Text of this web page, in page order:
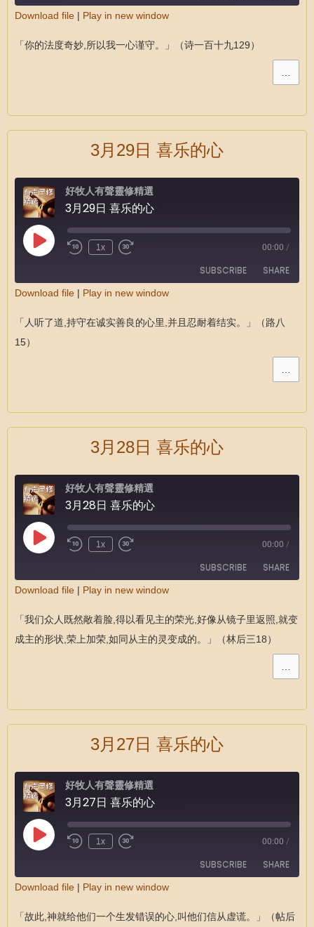
RSS FEED
Download file | Play in new window
「你的法度奇妙,所以我一心谨守。」（诗一百十九129）
…
3月29日 喜乐的心
好牧人有聲靈修精選
3月29日 喜乐的心
1x 00:00 /
SUBSCRIBE SHARE
RSS FEED
LINK
Download file | Play in new window
「人听了道,持守在诚实善良的心里,并且忍耐着结实。」（路八
15）
…
3月28日 喜乐的心
好牧人有聲靈修精選
3月28日 喜乐的心
1x 00:00 /
SUBSCRIBE SHARE
RSS FEED
LINK
Download file | Play in new window
「我们众人既然敞着脸,得以看见主的荣光,好像从镜子里返照,就变
成主的形状,荣上加荣,如同从主的灵变成的。」（林后三18）
…
3月27日 喜乐的心
好牧人有聲靈修精選
3月27日 喜乐的心
1x 00:00 /
SUBSCRIBE SHARE
RSS FEED
Download file | Play in new window
「故此,神就给他们一个生发错误的心,叫他们信从虚谎。」（帖后